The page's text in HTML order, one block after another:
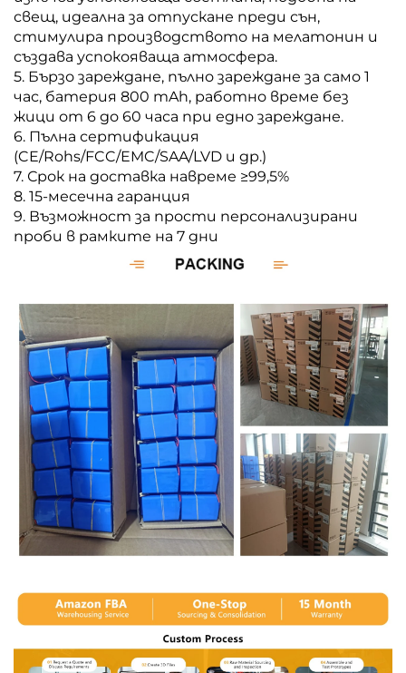
свещ, идеална за отпускане преди сън,
стимулира производството на мелатонин и
създава успокояваща атмосфера.
5. Бързо зареждане, пълно зареждане за само 1
час, батерия 800 mAh, работно време без
жици от 6 до 60 часа при едно зареждане.
6. Пълна сертификация
(CE/Rohs/FCC/EMC/SAA/LVD и др.)
7. Срок на доставка навреме ≥99,5%
8. 15-месечна гаранция
9. Възможност за прости персонализирани
проби в рамките на 7 дни